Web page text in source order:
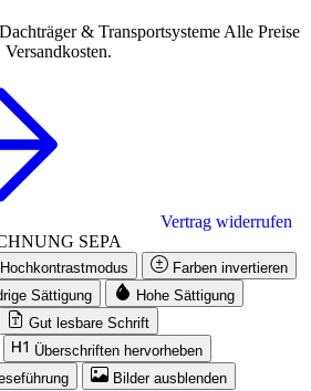
& Transportsysteme Alle Preise
Vertrag widerrufen
SEPA
Hochkontrastmodus
Farben invertieren
Sättigung
Hohe Sättigung
Gut lesbare Schrift
Überschriften hervorheben
Bilder ausblenden